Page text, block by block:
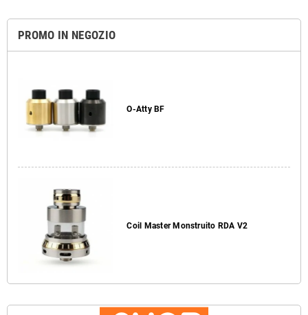
PROMO IN NEGOZIO
O-Atty BF
Coil Master Monstruito RDA V2